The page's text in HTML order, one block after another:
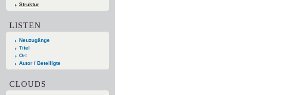
Struktur
LISTEN
Neuzugänge
Titel
Ort
Autor / Beteiligte
CLOUDS